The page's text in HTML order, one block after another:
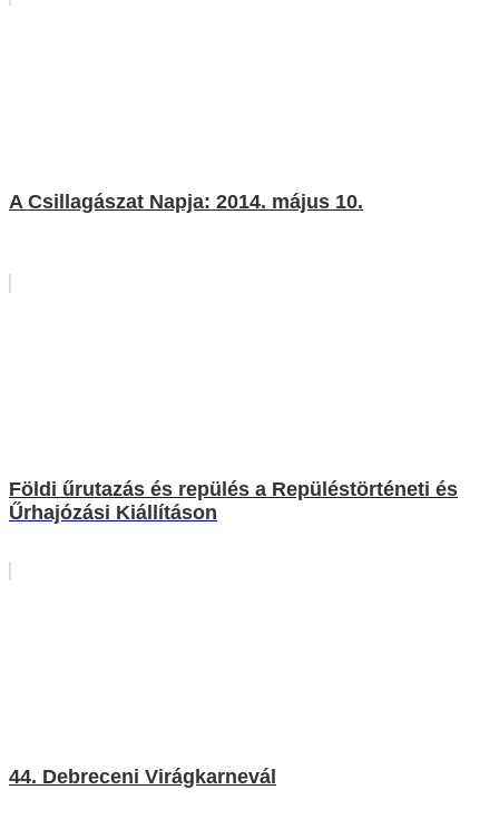
A Csillagászat Napja: 2014. május 10.
Földi űrutazás és repülés a Repüléstörténeti és
Űrhajózási Kiállításon
44. Debreceni Virágkarnevál